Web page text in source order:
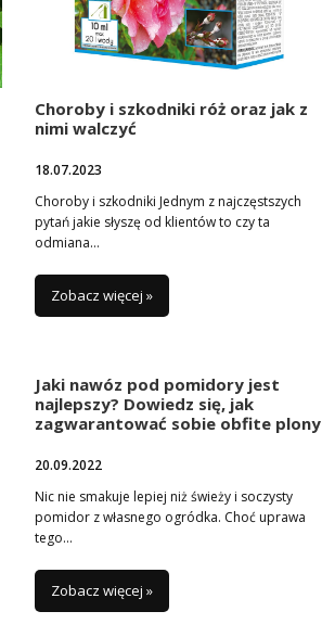
Choroby i szkodniki róż oraz jak z
nimi walczyć
18.07.2023
Choroby i szkodniki Jednym z najczęstszych
pytań jakie słyszę od klientów to czy ta
odmiana…
Zobacz więcej »
Jaki nawóz pod pomidory jest
najlepszy? Dowiedz się, jak
zagwarantować sobie obfite plony
20.09.2022
Nic nie smakuje lepiej niż świeży i soczysty
pomidor z własnego ogródka. Choć uprawa
tego…
Zobacz więcej »